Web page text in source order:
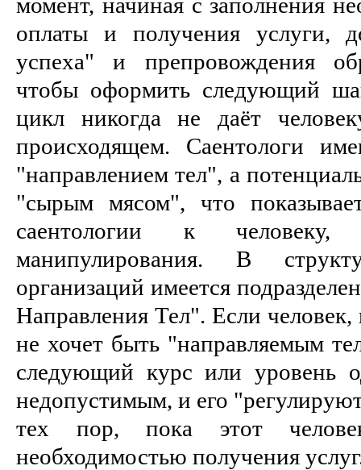
оплаты и получения услуги,
успеха" и препровождения
чтобы оформить следующий
цикл никогда не даёт
происходящем. Саентологи
"направлением тел", а
"сырым мясом", что
саентологии к
манипулирования. В
организаций имеется
Направления Тел". Если
не хочет быть "направляемым
следующий курс или уровень
недопустимым, и его
тех пор, пока этот
необходимостью получения